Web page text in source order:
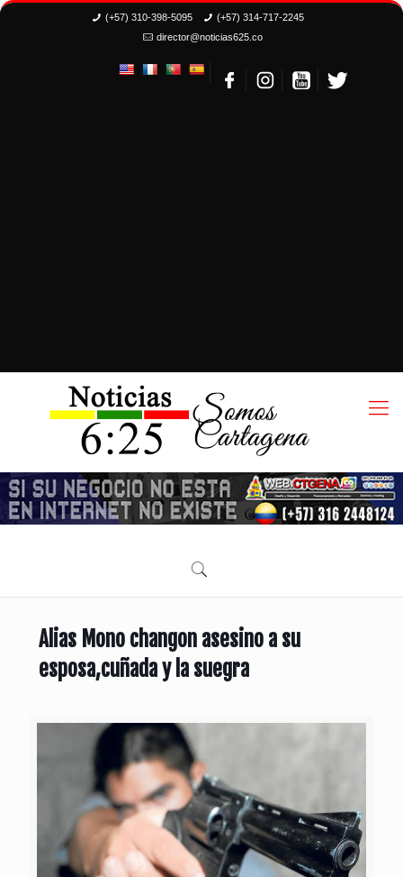
(+57) 310-398-5095
(+57) 314-717-2245
director@noticias625.co
Alias Mono changon asesino a su
esposa,cuñada y la suegra